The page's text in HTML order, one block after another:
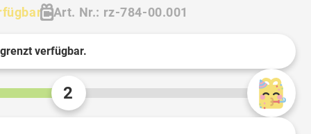
Art. Nr.: rz-784-00.001
verfügbar.
2